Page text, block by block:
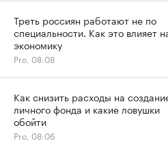
Треть россиян работают не по
специальности. Как это влияет
экономику
Pro, 08:08
Как снизить расходы на
личного фонда и какие ловушки
обойти
Pro, 08:06